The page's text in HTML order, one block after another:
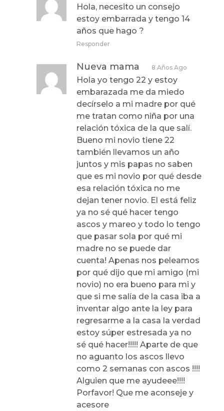
Hola, necesito un consejo
estoy embarrada y tengo 14
años que hago ?
Responder
Nueva mama 8 Años Ago
Hola yo tengo 22 y estoy
embarazada me da miedo
decírselo a mi madre por qué
me tratan como niña por una
relación tóxica de la que salí.
Bueno mi novio tiene 22
también llevamos un año
juntos y mis papas no saben
que es mi novio por qué desde
esa relación tóxica no me
dejan tener novio. El está feliz
ya no sé qué hacer tengo
ascos y mareo y todo lo tengo
que pasar sola por qué mi
madre no se puede dar
cuenta! Apenas nos peleamos
por qué dijo que mi amigo (mi
novio) no era bueno para mi y
que si me salía de la casa iba a
inventar algo ante la ley para
regresarme a la casa la verdad
estoy súper estresada ya no
sé qué hacer!!!!! Aparte de que
no aguanto los ascos llevo
como 2 semanas con ascos !!!!
Alguien que me ayudeee!!!!
Porfavor! Que me aconseje y
acesore